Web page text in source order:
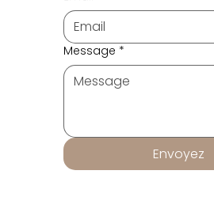
Message *
Envoyez